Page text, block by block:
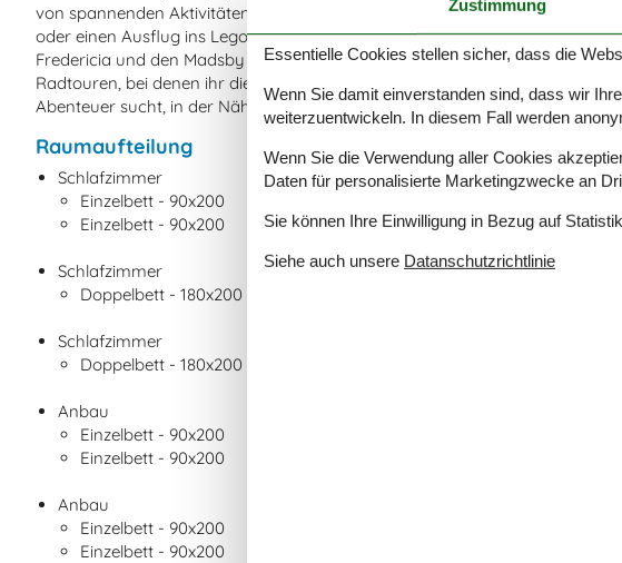
von spannenden Aktivitäten und Sehenswürdigkeiten bietet. In Givskud
oder einen Ausflug ins Legoland bei Billund machen, während Fredericia
Fredericia und den Madsby Spielpark bietet. Darüber hinaus ist die Gegend
Radtouren, bei denen ihr die schöne ostjütländische Natur erkunden könnt.
Abenteuer sucht, in der Nähe dieses schönen Ferienhauses gibt es für jeden
Raumaufteilung
Schlafzimmer
Einzelbett - 90x200
Einzelbett - 90x200
Schlafzimmer
Doppelbett - 180x200
Schlafzimmer
Doppelbett - 180x200
Anbau
Einzelbett - 90x200
Einzelbett - 90x200
Anbau
Einzelbett - 90x200
Einzelbett - 90x200
Zustimmung
Essentielle Cookies stellen sicher, dass die
Wenn Sie damit einverstanden sind, dass wir
weiterzuentwickeln. In diesem Fall werden
Wenn Sie die Verwendung aller Cookies
Daten für personalisierte Marketingzwecke an
Sie können Ihre Einwilligung in Bezug auf
Siehe auch unsere Datanschutzrichtlinie